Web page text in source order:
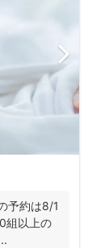
予約は8/1
組以上の